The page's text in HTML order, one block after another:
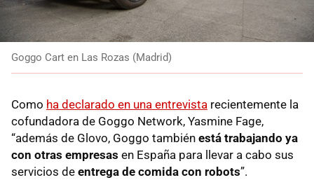
Goggo Cart en Las Rozas (Madrid)
Como ha declarado en una entrevista recientemente la
cofundadora de Goggo Network, Yasmine Fage,
“además de Glovo, Goggo también está trabajando ya
con otras empresas en España para llevar a cabo sus
servicios de entrega de comida con robots”.